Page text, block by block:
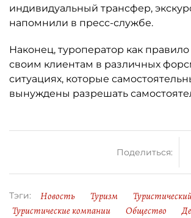
индивидуальный трансфер,
напомнили в пресс-службе.
Наконец, туроператор как
своим клиентам в различных
ситуациях, которые
вынуждены разрешать
Поделиться:
Тэги: Новость Туризм
Туристические компании
Общество